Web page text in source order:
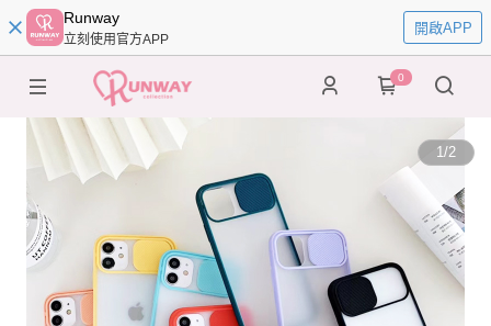
Runway
立刻使用官方APP
開啟APP
0
1/2